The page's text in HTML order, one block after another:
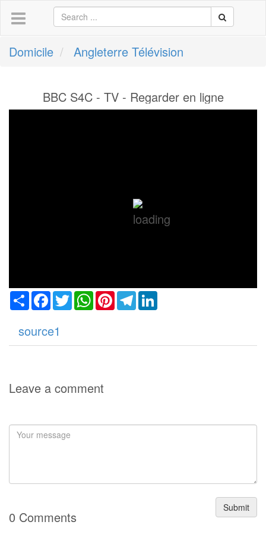
Domicile Angleterre Télévision
BBC S4C - TV - Regarder en ligne
ShareFacebook
TwitterWhatsApp
PinterestTelegram
source1
Leave a comment
Submit
0 Comments